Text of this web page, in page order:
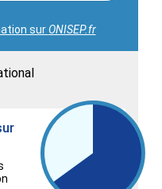
surONISEP.fr